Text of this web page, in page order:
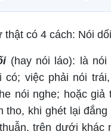
thật có 4 cách: Nói
(hay nói láo): là nói
có; việc phải nói
nói nghe; hoặc
tho, khi ghét lại
trên dưới khác